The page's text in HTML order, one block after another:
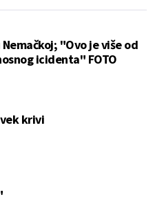
Nemačkoj; "Ovo je više od
icidenta" FOTO
krivi